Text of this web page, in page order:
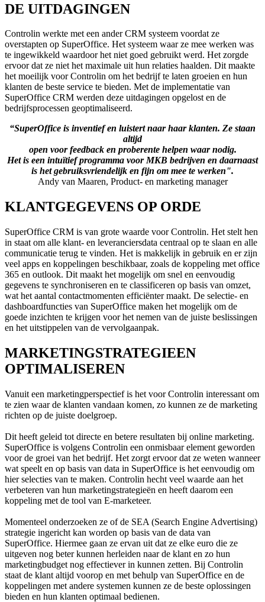
DE UITDAGINGEN
Controlin werkte met een ander CRM systeem voordat ze
overstapten op SuperOffice. Het systeem waar ze mee werken was
te ingewikkeld waardoor het niet goed gebruikt werd. Het zorgde
ervoor dat ze niet het maximale uit hun relaties haalden. Dit maakte
het moeilijk voor Controlin om het bedrijf te laten groeien en hun
klanten de beste service te bieden. Met de implementatie van
SuperOffice CRM werden deze uitdagingen opgelost en de
bedrijfsprocessen geoptimaliseerd.
“SuperOffice is inventief en luistert naar haar klanten. Ze staan
altijd
open voor feedback en proberente helpen waar nodig.
Het is een intuïtief programma voor MKB bedrijven en daarnaast
is het gebruiksvriendelijk en fijn om mee te werken".
Andy van Maaren, Product- en marketing manager
KLANTGEGEVENS OP ORDE
SuperOffice CRM is van grote waarde voor Controlin. Het stelt hen
in staat om alle klant- en leveranciersdata centraal op te slaan en alle
communicatie terug te vinden. Het is makkelijk in gebruik en er zijn
veel apps en koppelingen beschikbaar, zoals de koppeling met office
365 en outlook. Dit maakt het mogelijk om snel en eenvoudig
gegevens te synchroniseren en te classificeren op basis van omzet,
wat het aantal contactmomenten efficiënter maakt. De selectie- en
dashboardfuncties van SuperOffice maken het mogelijk om de
goede inzichten te krijgen voor het nemen van de juiste beslissingen
en het uitstippelen van de vervolgaanpak.
MARKETINGSTRATEGIEEN
OPTIMALISEREN
Vanuit een marketingperspectief is het voor Controlin interessant om
te zien waar de klanten vandaan komen, zo kunnen ze de marketing
richten op de juiste doelgroep.
Dit heeft geleid tot directe en betere resultaten bij online marketing.
SuperOffice is volgens Controlin een onmisbaar element geworden
voor de groei van het bedrijf. Het zorgt ervoor dat ze weten wanneer
wat speelt en op basis van data in SuperOffice is het eenvoudig om
hier selecties van te maken. Controlin hecht veel waarde aan het
verbeteren van hun marketingstrategieën en heeft daarom een
koppeling met de tool van E-marketeer.
Momenteel onderzoeken ze of de SEA (Search Engine Advertising)
strategie ingericht kan worden op basis van de data van
SuperOffice. Hiermee gaan ze ervan uit dat ze elke euro die ze
uitgeven nog beter kunnen herleiden naar de klant en zo hun
marketingbudget nog effectiever in kunnen zetten. Bij Controlin
staat de klant altijd voorop en met behulp van SuperOffice en de
koppelingen met andere systemen kunnen ze de beste oplossingen
bieden en hun klanten optimaal bedienen.